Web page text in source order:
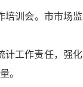
培训会。市市场监
计工作责任，强化
。